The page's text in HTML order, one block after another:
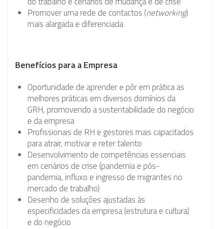
Promover uma rede de contactos (networking)
mais alargada e diferenciada
Benefícios para a Empresa
Oportunidade de aprender e pôr em prática as
melhores práticas em diversos domínios da
GRH, promovendo a sustentabilidade do negócio
e da empresa
Profissionais de RH e gestores mais capacitados
para atrair, motivar e reter talento
Desenvolvimento de competências essenciais
em cenários de crise (pandemia e pós-
pandemia, influxo e ingresso de migrantes no
mercado de trabalho)
Desenho de soluções ajustadas às
especificidades da empresa (estrutura e cultura)
e do negócio